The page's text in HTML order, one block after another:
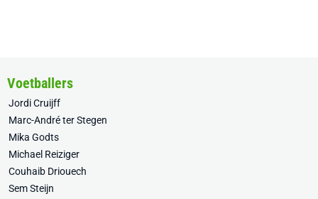
Voetballers
Jordi Cruijff
Marc-André ter Stegen
Mika Godts
Michael Reiziger
Couhaib Driouech
Sem Steijn